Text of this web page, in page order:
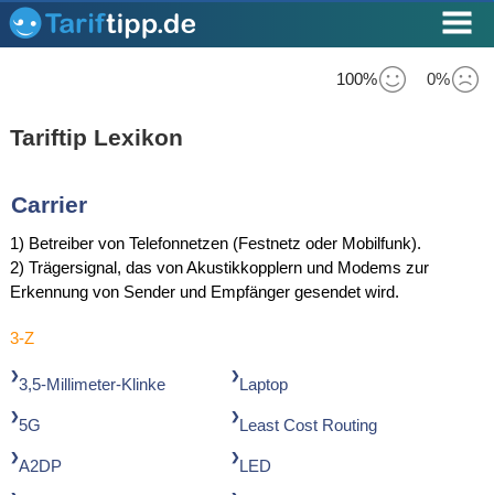
100% 0%
Tariftip Lexikon
Carrier
1) Betreiber von Telefonnetzen (Festnetz oder Mobilfunk).
2) Trägersignal, das von Akustikkopplern und Modems zur
Erkennung von Sender und Empfänger gesendet wird.
3-Z
3,5-Millimeter-Klinke
5G
A2DP
Laptop
Least Cost Routing
LED